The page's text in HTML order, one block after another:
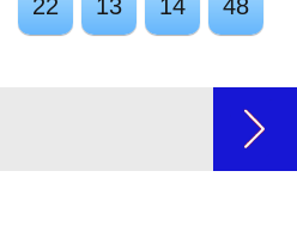
22 13 14 47